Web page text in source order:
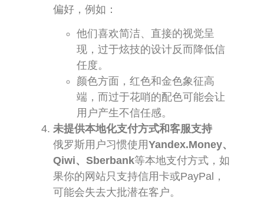
偏好，例如：
他们喜欢简洁、直接的视觉呈
现，过于炫技的设计反而降低信
任度。
颜色方面，红色和金色象征高
端，而过于花哨的配色可能会让
用户产生不信任感。
未提供本地化支付方式和客服支持
俄罗斯用户习惯使用Yandex.Money、
Qiwi、Sberbank等本地支付方式，如
果你的网站只支持信用卡或PayPal，
可能会失去大批潜在客户。